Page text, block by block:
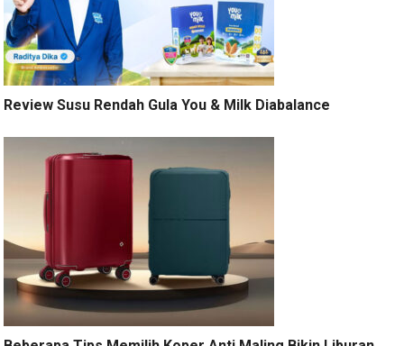
Review Susu Rendah Gula You & Milk Diabalance